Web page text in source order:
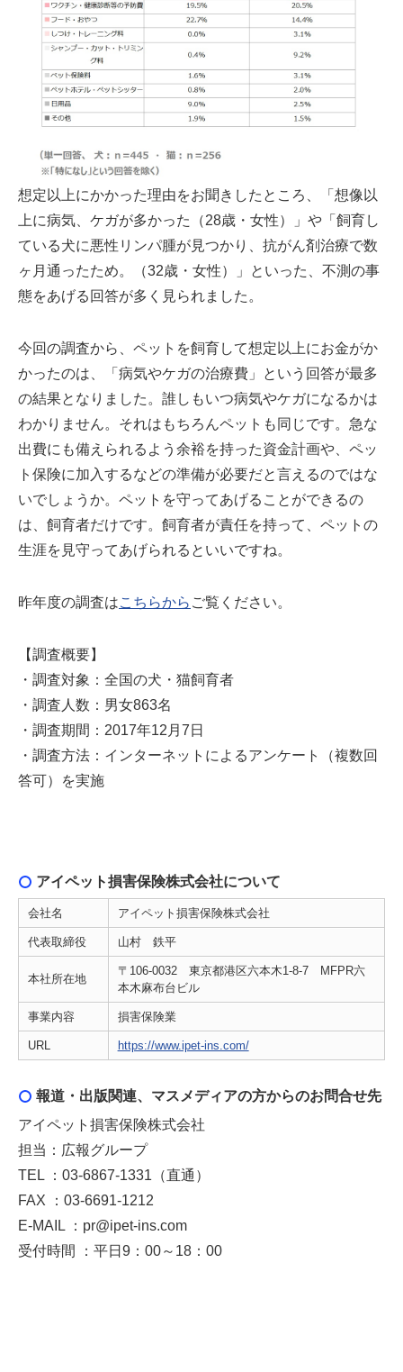
想定以上にかかった理由をお聞きしたところ、「想像以
上に病気、ケガが多かった（28歳・女性）」や「飼育し
ている犬に悪性リンパ腫が見つかり、抗がん剤治療で数
ヶ月通ったため。（32歳・女性）」といった、不測の事
態をあげる回答が多く見られました。
今回の調査から、ペットを飼育して想定以上にお金がか
かったのは、「病気やケガの治療費」という回答が最多
の結果となりました。誰しもいつ病気やケガになるかは
わかりません。それはもちろんペットも同じです。急な
出費にも備えられるよう余裕を持った資金計画や、ペッ
ト保険に加入するなどの準備が必要だと言えるのではな
いでしょうか。ペットを守ってあげることができるの
は、飼育者だけです。飼育者が責任を持って、ペットの
生涯を見守ってあげられるといいですね。
昨年度の調査はこちらから ご覧ください。
【調査概要】
・調査対象：全国の犬・猫飼育者
・調査人数：男女863名
・調査期間：2017年12月7日
・調査方法：インターネットによるアンケート（複数回
答可）を実施
アイペット損害保険株式会社について
会社名 アイペット損害保険株式会社
代表取締役 山村 鉄平
本社所在地
〒106-0032 東京都港区六本木1-8-7 MFPR六
本木麻布台ビル
事業内容 損害保険業
URL https://www.ipet-ins.com/
報道・出版関連、マスメディアの方からのお問合せ先
アイペット損害保険株式会社
担当：広報グループ
TEL ：03-6867-1331（直通）
FAX ：03-6691-1212
E-MAIL ：pr@ipet-ins.com
受付時間 ：平日9：00～18：00